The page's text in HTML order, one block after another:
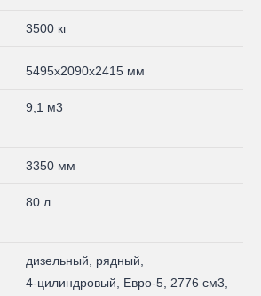
3500 кг
5495х2090х2415 мм
9,1 м3
3350 мм
80 л
дизельный, рядный,
4‑цилиндровый, Евро-5, 2776 см3,